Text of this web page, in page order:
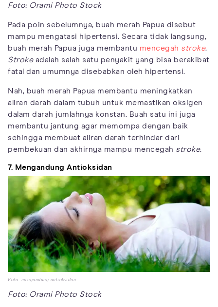
Foto: Orami Photo Stock
Pada poin sebelumnya, buah merah Papua disebut
mampu mengatasi hipertensi. Secara tidak langsung,
buah merah Papua juga membantu mencegah stroke.
Strokeadalah salah satu penyakit yang bisa berakibat
fatal dan umumnya disebabkan oleh hipertensi.
Nah, buah merah Papua membantu meningkatkan
aliran darah dalam tubuh untuk memastikan oksigen
dalam darah jumlahnya konstan. Buah satu ini juga
membantu jantung agar memompa dengan baik
sehingga membuat aliran darah terhindar dari
pembekuan dan akhirnya mampu mencegah stroke.
7. Mengandung Antioksidan
Foto: mengandung antioksidan
Foto: Orami Photo Stock